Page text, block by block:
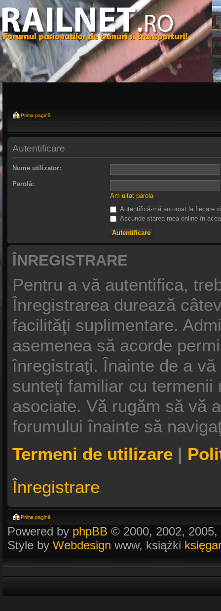
Prima pagină
Autentificare
Nume utilizator:
Parolă:
Am uitat parola
Autentifică-mă automat la fiecare
Ascunde starea mea online în
ÎNREGISTRARE
Pentru a vă autentifica,
Înregistrarea durează
facilităţi suplimentare.
asemenea să acorde
înregistraţi. Înainte de a
sunteţi familiar cu
asociate. Vă rugăm să vă
forumului înainte să
Termeni de utilizare|
Înregistrare
Prima pagină
Powered by phpBB © 2000, 2002,
Style by Webdesign www, książki